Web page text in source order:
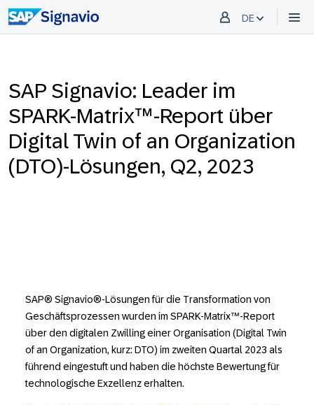
DE
SAP Signavio: Leader im
SPARK-Matrix™-Report über
Digital Twin of an Organization
(DTO)-Lösungen, Q2, 2023
SAP® Signavio®-Lösungen für die Transformation von
Geschäftsprozessen wurden im SPARK-Matrix™-Report
über den digitalen Zwilling einer Organisation (Digital Twin
of an Organization, kurz: DTO) im zweiten Quartal 2023 als
führend eingestuft und haben die höchste Bewertung für
technologische Exzellenz erhalten.